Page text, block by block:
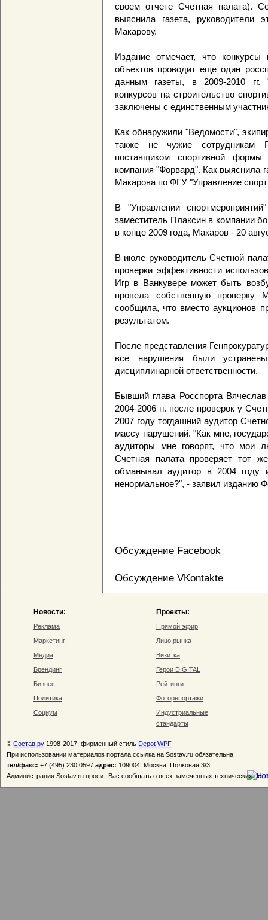
своем отчете Счетная палата).
выяснила газета, руководители
Макарову.
Издание отмечает, что конкурсы
объектов проводит еще один
данным газеты, в 2009-2010 гг.
конкурсов на строительство
заключены с единственным
Как обнаружили "Ведомости",
также не чужие сотрудникам
поставщиком спортивной
компания "Форвард". Как выяснила
Макарова по ФГУ "Управление
В "Управлении
заместитель Плаксин в компании
в конце 2009 года, Макаров - 20
В июле руководитель Счетной
проверки эффективности
Игр в Ванкувере может быть
провела собственную проверку
сообщила, что вместо аукционов
результатом.
После представления
все нарушения были
дисциплинарной ответственности.
Бывший глава Росспорта
2004-2006 гг. после проверок у
2007 году тогдашний аудитор
массу нарушений. "Как мне,
аудиторы мне говорят, что мои
Счетная палата проверяет тот
обманывал аудитор в 2004 году
ненормальное?", - заявил изданию
Обсуждение Facebook
Обсуждение VKontakte
Новости:
Реклама
Маркетинг
Медиа
Брендинг
Бизнес
Политика
Социум
Проекты:
Прямой эфир
Лицо рынка
Визитка
Герои DIGITAL
Рейтинги
Фоторепортажи
Индустриальные
стандарты
© Состав.ру 1998-2017, фирменный стиль Depot WPF
При использовании материалов портала ссылка на Sostav.ru обязательна!
тел/факс: +7 (495) 230 0597 адрес: 109004, Москва, Полковая 3/3
Администрация Sostav.ru просит Вас сообщать о всех замеченных технических